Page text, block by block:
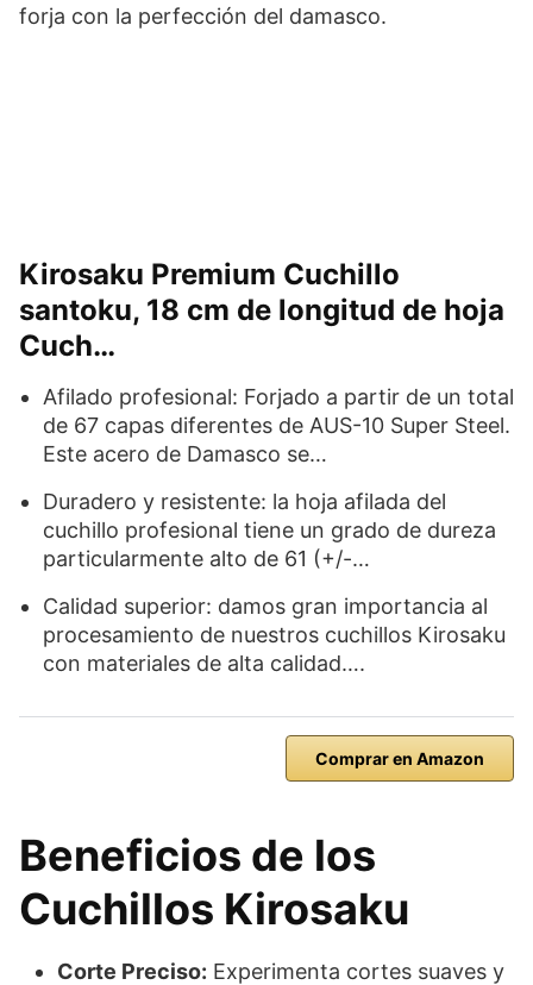
forja con la perfección del damasco.
Kirosaku Premium Cuchillo
santoku, 18 cm de longitud de hoja
Cuch…
Afilado profesional: Forjado a partir de un total
de 67 capas diferentes de AUS-10 Super Steel.
Este acero de Damasco se…
Duradero y resistente: la hoja afilada del
cuchillo profesional tiene un grado de dureza
particularmente alto de 61 (+/-…
Calidad superior: damos gran importancia al
procesamiento de nuestros cuchillos Kirosaku
con materiales de alta calidad….
Comprar en Amazon
Beneficios de los
Cuchillos Kirosaku
Corte Preciso: Experimenta cortes suaves y